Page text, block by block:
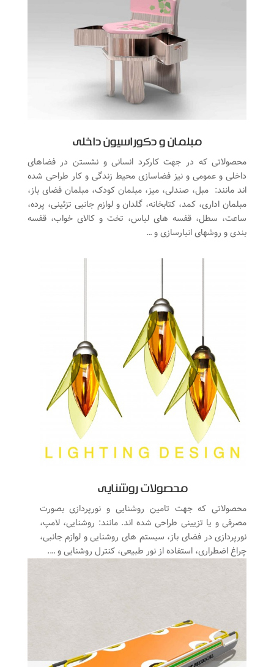
مبلمان و دکوراسیون داخلی
محصولاتی که در جهت کارکرد انسانی و نشستن در فضاهای
داخلی و عمومی و نیز فضاسازی محیط زندگی و کار طراحی شده
اند مانند: مبل، صندلی، میز، مبلمان کودک، مبلمان فضای باز،
مبلمان اداری، کمد، کتابخانه، گلدان و لوازم جانبی تزئینی، پرده،
ساعت، سطل، قفسه های لباس، تخت و کالای خواب، قفسه
بندی و روشهای انبارسازی و …
محصولات روشنایی
محصولاتی که جهت تامین روشنایی و نورپردازی بصورت
مصرفی و یا تزیینی طراحی شده اند. مانند: روشنایی، لامپ،
نورپردازی در فضای باز، سیستم های روشنایی و لوازم جانبی،
چراغ اضطراری، استفاده از نور طبیعی، کنترل روشنایی و ….